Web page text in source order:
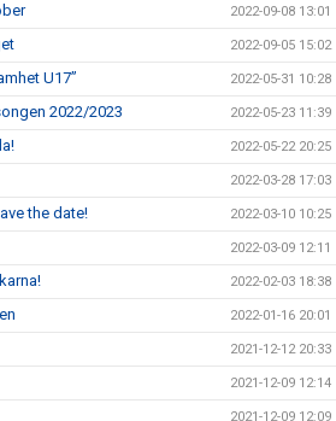
2022-09-08 13:01
2022-09-05 15:02
U17” 2022-05-31 10:28
2022/2023 2022-05-23 11:39
2022-05-22 20:25
2022-03-28 17:03
the date! 2022-03-10 10:25
2022-03-09 12:11
2022-02-03 18:38
2022-01-16 20:01
2021-12-12 20:33
2021-12-09 12:14
2021-12-09 12:09